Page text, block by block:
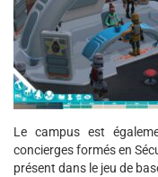
Le campus est
concierges formés en
présent dans le jeu de